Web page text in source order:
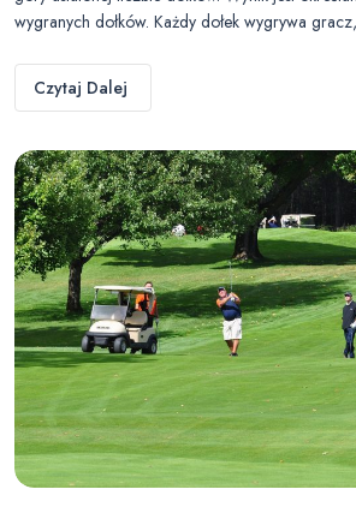
wygranych dołków. Każdy dołek wygrywa
Czytaj Dalej